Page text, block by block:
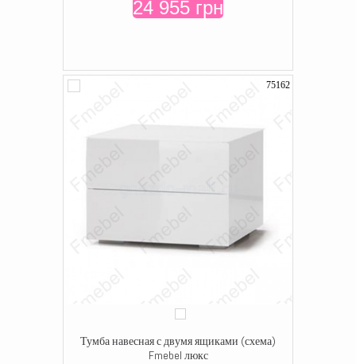
24 955 грн
75162
Тумба навесная с двумя ящиками (схема)
Fmebel люкс